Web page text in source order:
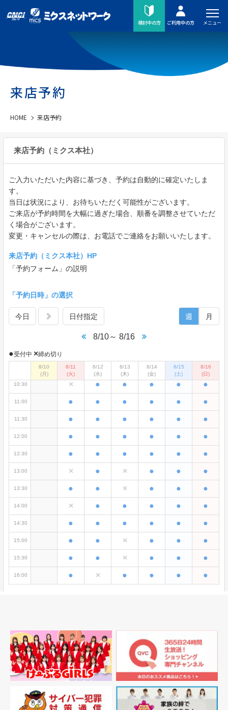
検討中の方 ご利用中の方 メニュー
来店予約
HOME 来店予約